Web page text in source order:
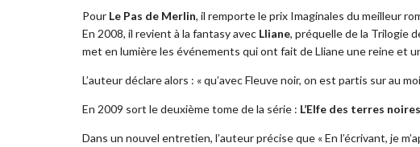
Pour Le Pas de Merlin, il remporte le prix Imaginales du meilleur
En 2008, il revient à la fantasy avec Lliane, préquelle de la Trilogie
met en lumière les événements qui ont fait de Lliane une reine et
L’auteur déclare alors : « qu’avec Fleuve noir, on est partis sur au
En 2009 sort le deuxième tome de la série : L’Elfe des terres noires
Dans un nouvel entretien, l’auteur précise que « En l’écrivant, je